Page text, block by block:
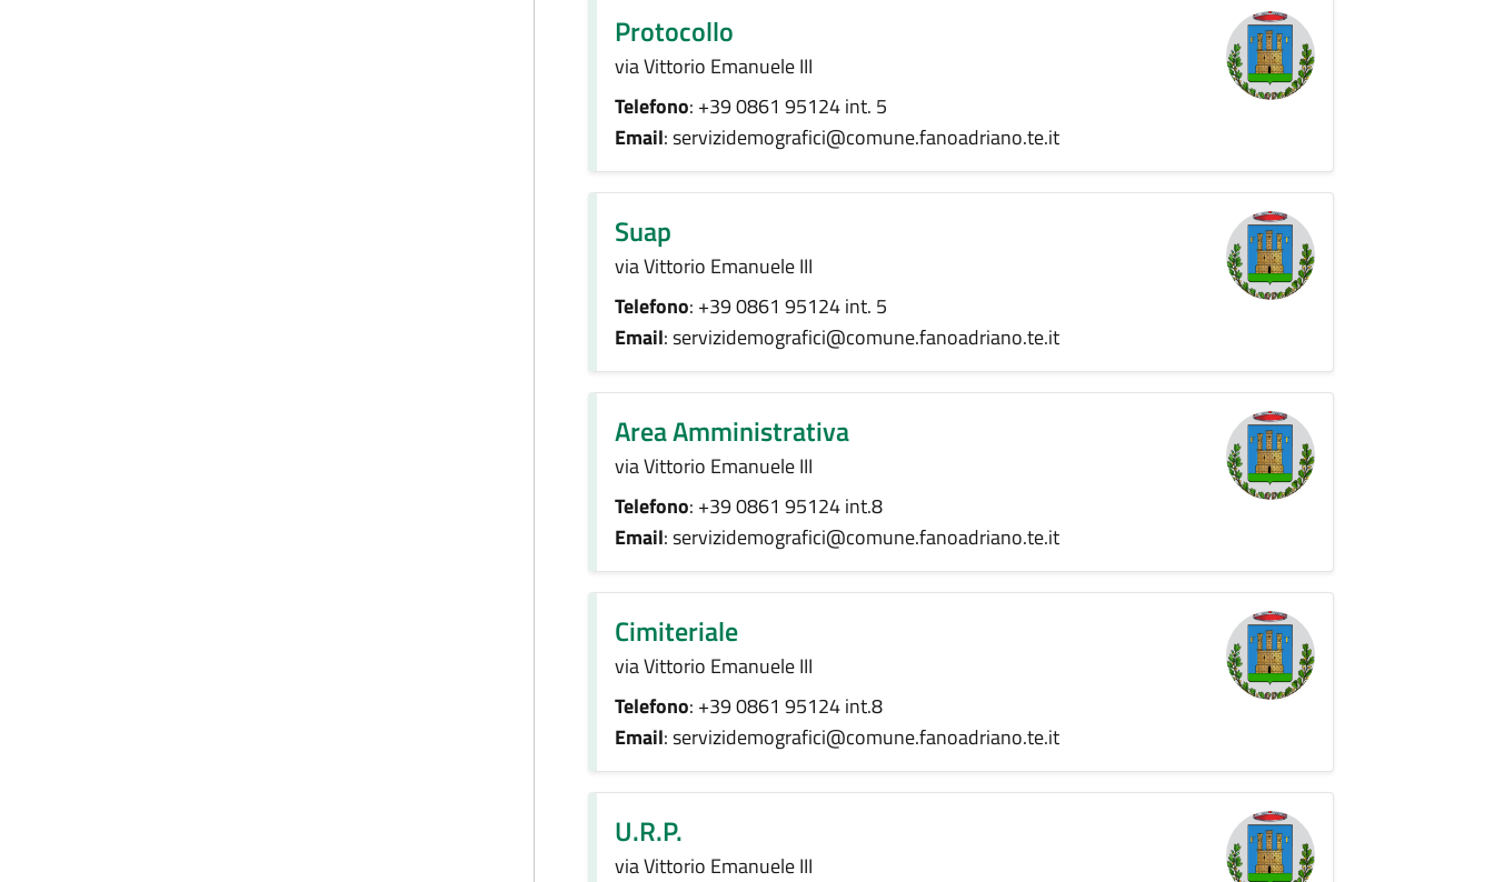
Protocollo
via Vittorio Emanuele III
Telefono: +39 0861 95124 int. 5
Email: servizidemografici@comune.fanoadriano.te.it
Suap
via Vittorio Emanuele III
Telefono: +39 0861 95124 int. 5
Email: servizidemografici@comune.fanoadriano.te.it
Area Amministrativa
via Vittorio Emanuele III
Telefono: +39 0861 95124 int.8
Email: servizidemografici@comune.fanoadriano.te.it
Cimiteriale
via Vittorio Emanuele III
Telefono: +39 0861 95124 int.8
Email: servizidemografici@comune.fanoadriano.te.it
U.R.P.
via Vittorio Emanuele III